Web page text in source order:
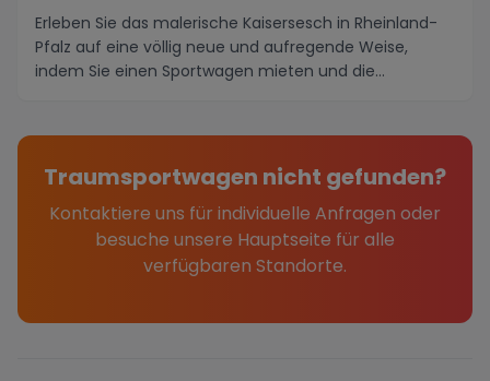
Erleben Sie das malerische Kaisersesch in Rheinland-
Pfalz auf eine völlig neue und aufregende Weise,
indem Sie einen Sportwagen mieten und die
Traumsportwagen nicht gefunden?
Kontaktiere uns für individuelle Anfragen oder
besuche unsere Hauptseite für alle
verfügbaren Standorte.